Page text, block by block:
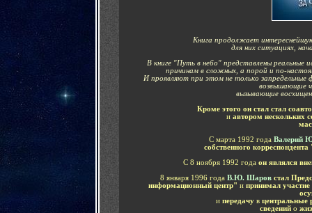
Книга продолжает
для них ситуациях,
В книге "Путь в небо" представлены реальные
причинам в сложных, а порой и по-
И проявляют при этом не только запредельные
возвышающие
вызывающие
Кроме этого он стал стал
и автором нескольких
Смарта 1992 года Валерий
собственного
С 8 ноября 1992 года он являлся
8 января 1996 года В.Ю. Шаров стал
информационный центр" и принимал участие
и передачу в центральные
сведений о